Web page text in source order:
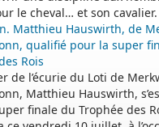
le cheval… et son cavalier.
Matthieu Hauswirth, de
qualifié pour la super
Rois
de l’écurie du Loti de
Matthieu Hauswirth,
finale du Trophée des